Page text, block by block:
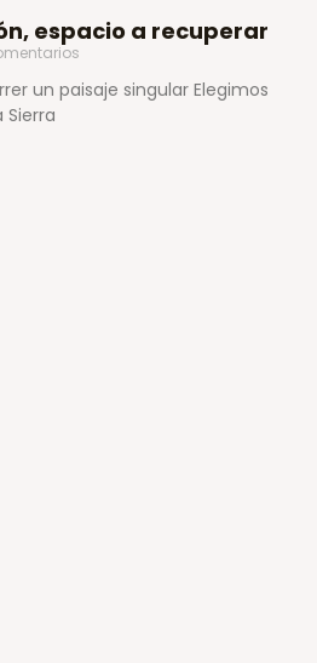
espacio a recuperar
un paisaje singular Elegimos